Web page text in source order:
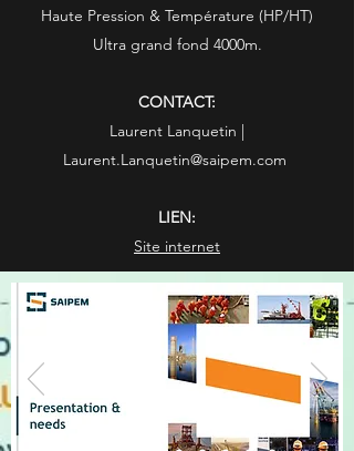
Haute Pression & Température (HP/HT)
Ultra grand fond 4000m.
CONTACT:
Laurent Lanquetin |
Laurent.Lanquetin@saipem.com
LIEN:
Site internet